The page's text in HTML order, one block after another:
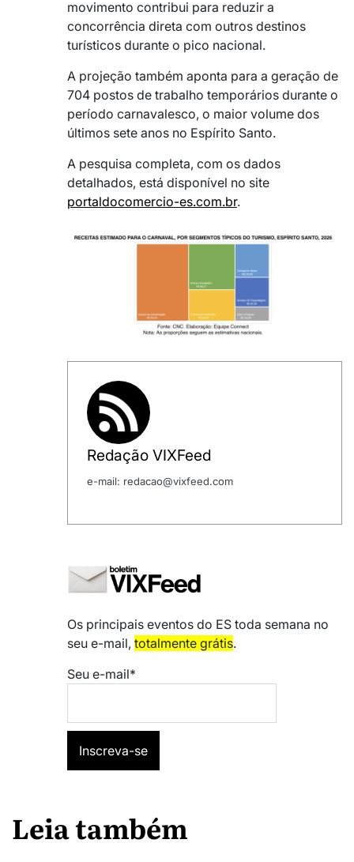
movimento contribui para reduzir a
concorrência direta com outros destinos
turísticos durante o pico nacional.
A projeção também aponta para a geração de
704 postos de trabalho temporários durante o
período carnavalesco, o maior volume dos
últimos sete anos no Espírito Santo.
A pesquisa completa, com os dados
detalhados, está disponível no site
portaldocomercio-es.com.br.
Redação VIXFeed
e-mail: redacao@vixfeed.com
Os principais eventos do ES toda semana no
seu e-mail, totalmente grátis.
Seu e-mail*
Leia também